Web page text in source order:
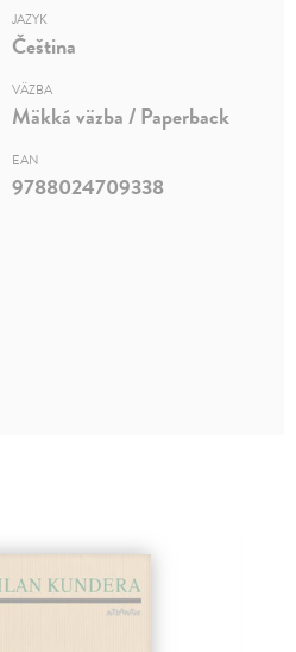
JAZYK
Čeština
VÄZBA
Mäkká väzba / Paperback
EAN
9788024709338